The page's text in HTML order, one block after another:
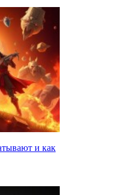
и как